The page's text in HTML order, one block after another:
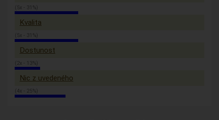
(5x - 31%)
Kvalita
(5x - 31%)
Dostunost
(2x - 13%)
Nic z uvedeného
(4x - 25%)